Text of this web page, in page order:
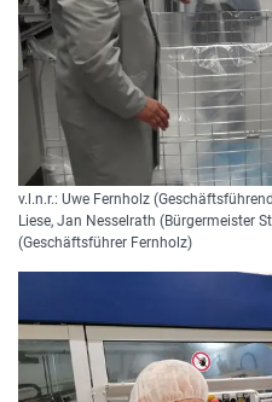
v.l.n.r.: Uwe Fernholz
Liese, Jan Nesselrath (Bürgermeister
(Geschäftsführer Fernholz)